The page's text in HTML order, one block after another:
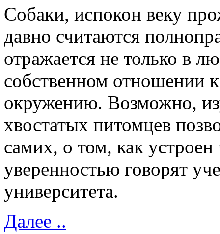
Собаки, испокон веку
давно считаются
отражается не только в
собственном отношении
окружению. Возможно,
хвостатых питомцев
самих, о том, как
уверенностью говорят
университета.
Далее ..